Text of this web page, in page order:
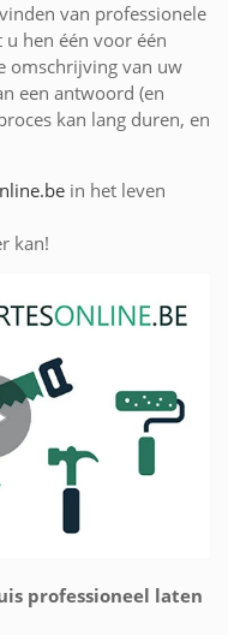
van professionele
hen één voor één
omschrijving van uw
een antwoord (en
kan lang duren, en
in het leven
kan!
professioneel laten